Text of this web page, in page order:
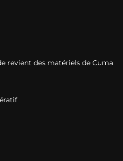
revient des matériels de Cuma